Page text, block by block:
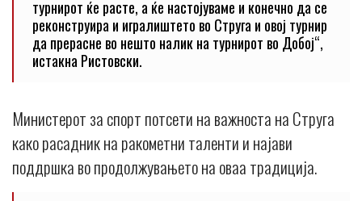
турнирот ќе расте, а ќе настојуваме и конечно да се
реконструира и игралиштето во Струга и овој турнир
да прерасне во нешто налик на турнирот во Добој“,
истакна Ристовски.
Министерот за спорт потсети на важноста на Струга
како расадник на ракометни таленти и најави
поддршка во продолжувањето на оваа традиција.